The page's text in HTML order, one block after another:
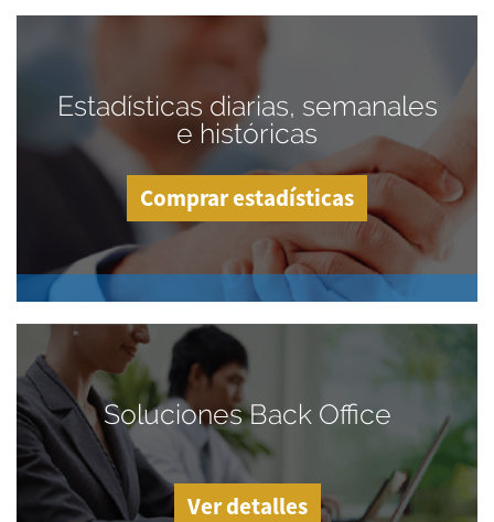
Estadísticas diarias, semanales
e históricas
Comprar estadísticas
Soluciones Back Office
Ver detalles